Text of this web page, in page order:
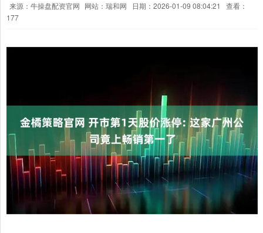
来源：牛操盘配资官网 网站：瑞和网 日期：2026-01-09 08:04:21
查看：
177